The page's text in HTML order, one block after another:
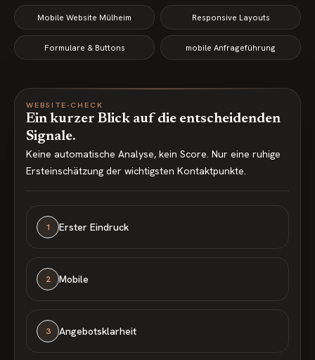
Mobile Website Mülheim Responsive Layouts
Formulare & Buttons mobile Anfrageführung
WEBSITE-CHECK
Ein kurzer Blick auf die entscheidenden
Signale.
Keine automatische Analyse, kein Score. Nur eine ruhige
Ersteinschätzung der wichtigsten Kontaktpunkte.
1 Erster Eindruck
2 Mobile
3 Angebotsklarheit